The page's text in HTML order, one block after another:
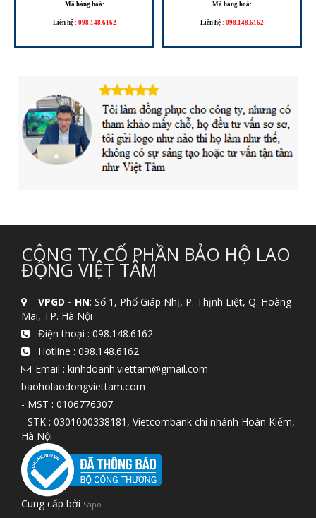
Mã hàng hoá:
Liên hệ : 098.148.6162
Mã hàng hoá:
Liên hệ : 098.148.6162
CÔNG TY CỔ PHẦN BẢO HỘ LAO
ĐỘNG VIỆT TÂM
VPGD - HN: Số 1, Phố Giáp Nhị, P. Thịnh Liệt, Q. Hoàng
Mai, TP. Hà Nội
Điện thoại : 098.148.6162
Hotline : 098.148.6162
Email : kinhdoanh.viettam@gmail.com
baoholaodongviettam.com
- MST : 0106776307
- STK : 0301000338181, Vietcombank chi nhánh Hoàn Kiếm,
Hà Nội
Cung cấp bởi Sapo